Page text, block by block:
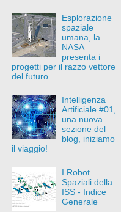
Esplorazione
spaziale
umana, la
NASA
presenta i
progetti per il razzo vettore
del futuro
Intelligenza
Artificiale #01,
una nuova
sezione del
blog, iniziamo
il viaggio!
I Robot
Spaziali della
ISS - Indice
Generale